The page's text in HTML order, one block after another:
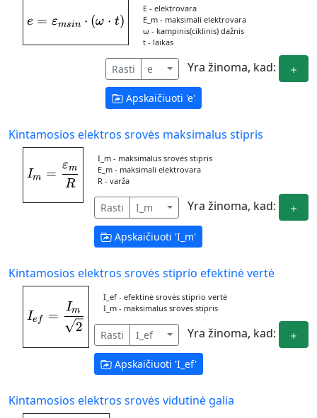
e = \varepsilon_{msin}\cdot
e = εmsin ⋅ (ω ⋅ t)
Ε - elektrovara
Ε_m - maksimali elektrovara
ω - kampinis(ciklinis) dažnis
t - laikas
Rasti e Yra žinoma, kad:
Apskaičiuoti 'e'
Kintamosios elektros srovės maksimalus stipris
I_{m} = \frac{\varepsilon_{m}}{R}
Im =
R
εm
I_m - maksimalus srovės stipris
Ε_m - maksimali elektrovara
R - varža
Rasti I_m Yra žinoma, kad:
Apskaičiuoti 'I_m'
Kintamosios elektros srovės stiprio efektinė vertė
I_{ef} = \frac{I_{m}}{\sqrt {2}}
Ie f =
2
Im
I_ef - efektinė srovės stiprio vertė
I_m - maksimalus srovės stipris
Rasti I_ef Yra žinoma, kad:
Apskaičiuoti 'I_ef'
Kintamosios elektros srovės vidutinė galia